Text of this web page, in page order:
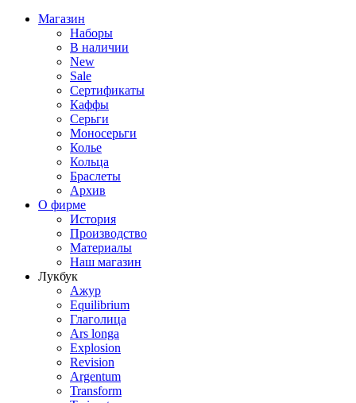
Магазин
Наборы
В наличии
New
Sale
Сертификаты
Каффы
Серьги
Моносерьги
Колье
Кольца
Браслеты
Архив
О фирме
История
Производство
Материалы
Наш магазин
Лукбук
Ажур
Equilibrium
Глаголица
Ars longa
Explosion
Revision
Argentum
Transform